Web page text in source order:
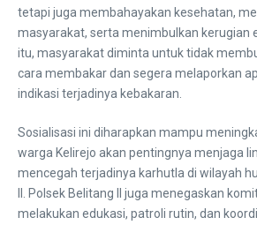
tetapi juga membahayakan kesehatan,
masyarakat, serta menimbulkan kerugian
itu, masyarakat diminta untuk tidak
cara membakar dan segera melaporkan
indikasi terjadinya kebakaran.
Sosialisasi ini diharapkan mampu
warga Kelirejo akan pentingnya menjaga
mencegah terjadinya karhutla di wilayah
II. Polsek Belitang II juga menegaskan
melakukan edukasi, patroli rutin, dan